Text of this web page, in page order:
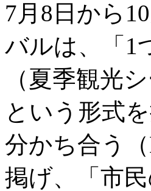
7月8日から
バルは、「1
（夏季観光
という形式
分かち合う（
掲げ、「市